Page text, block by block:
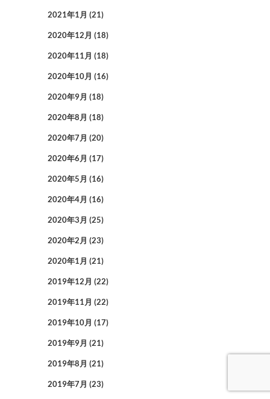
2021年1月 (21)
2020年12月 (18)
2020年11月 (18)
2020年10月 (16)
2020年9月 (18)
2020年8月 (18)
2020年7月 (20)
2020年6月 (17)
2020年5月 (16)
2020年4月 (16)
2020年3月 (25)
2020年2月 (23)
2020年1月 (21)
2019年12月 (22)
2019年11月 (22)
2019年10月 (17)
2019年9月 (21)
2019年8月 (21)
2019年7月 (23)